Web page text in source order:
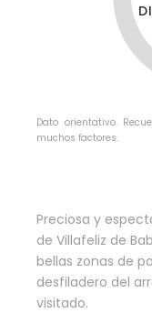
Dato orientativo.
muchos factores.
Preciosa y
de Villafeliz de
bellas zonas de
desfiladero del
visitado.